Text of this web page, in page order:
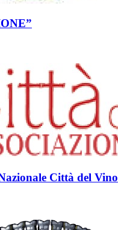
Città del Vino